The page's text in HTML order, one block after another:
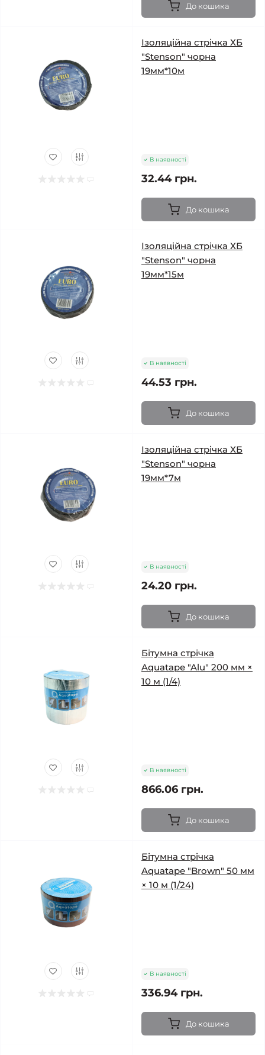
До кошика
Ізоляційна стрічка ХБ
"Stenson" чорна
19мм*10м
В наявності
32.44 грн.
До кошика
Ізоляційна стрічка ХБ
"Stenson" чорна
19мм*15м
В наявності
44.53 грн.
До кошика
Ізоляційна стрічка ХБ
"Stenson" чорна
19мм*7м
В наявності
24.20 грн.
До кошика
Бітумна стрічка
Aquatape "Alu" 200 мм ×
10 м (1/4)
В наявності
866.06 грн.
До кошика
Бітумна стрічка
Aquatape "Brown" 50 мм
× 10 м (1/24)
В наявності
336.94 грн.
До кошика